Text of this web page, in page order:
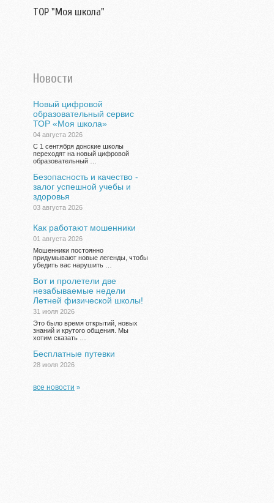
ТОР "Моя школа"
Новости
Новый цифровой
образовательный сервис
ТОР «Моя школа»
04 августа 2026
С 1 сентября донские школы
переходят на новый цифровой
образовательный …
Безопасность и качество -
залог успешной учебы и
здоровья
03 августа 2026
Как работают мошенники
01 августа 2026
Мошенники постоянно
придумывают новые легенды, чтобы
убедить вас нарушить …
Вот и пролетели две
незабываемые недели
Летней физической школы!
31 июля 2026
Это было время открытий, новых
знаний и крутого общения. Мы
хотим сказать …
Бесплатные путевки
28 июля 2026
все новости »